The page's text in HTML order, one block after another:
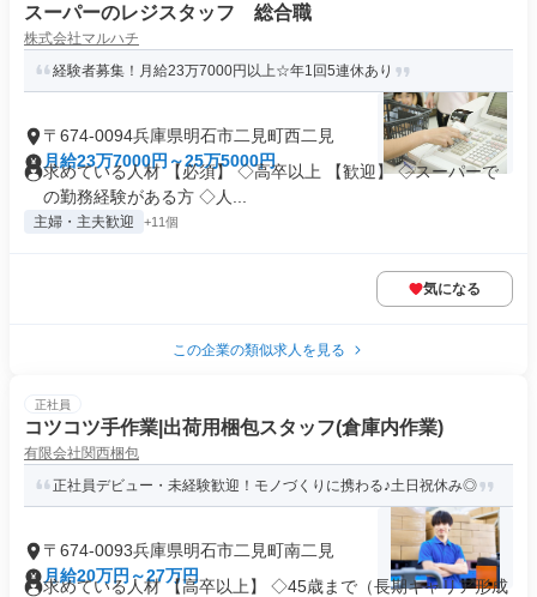
スーパーのレジスタッフ 総合職
株式会社マルハチ
経験者募集！月給23万7000円以上☆年1回5連休あり
〒674-0094兵庫県明石市二見町西二見
月給23万7000円～25万5000円
求めている人材 【必須】 ◇高卒以上 【歓迎】 ◇スーパーで
の勤務経験がある方 ◇人...
主婦・主夫歓迎 +11個
気になる
この企業の類似求人を見る
正社員
コツコツ手作業|出荷用梱包スタッフ(倉庫内作業)
有限会社関西梱包
正社員デビュー・未経験歓迎！モノづくりに携わる♪土日祝休み◎
〒674-0093兵庫県明石市二見町南二見
月給20万円～27万円
求めている人材 【高卒以上】 ◇45歳まで（長期キャリア形成